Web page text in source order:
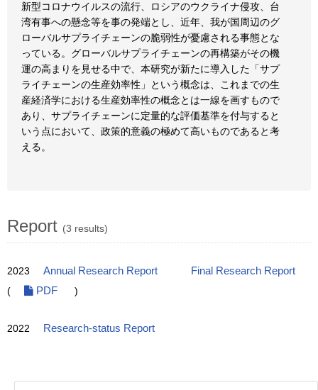
新型コロナウイルスの流行、ロシアのウクライナ侵攻、台
湾有事への懸念等を事の発端とし、近年、我が国周辺のグ
ローバルサプライチェーンの脆弱性が憂慮される事態とな
っている。グローバルサプライチェーンの再構築がその機
運の高まりを見せる中で、本研究が新たに導入した「サプ
ライチェーンの生産効率性」という概念は、これまでの生
産経済学における生産効率性の概念とは一線を画すもので
あり、サプライチェーンに定量的な評価基準を付与すると
いう点において、政策的意義の極めて高いものであると考
える。
Report (3 results)
2023 Annual Research Report
Final Research Report
(
PDF )
2022 Research-status Report